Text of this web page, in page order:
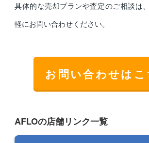
具体的な売却プランや査定のご相談は
軽にお問い合わせください。
お問い合わせはこ
AFLOの店舗リンク一覧